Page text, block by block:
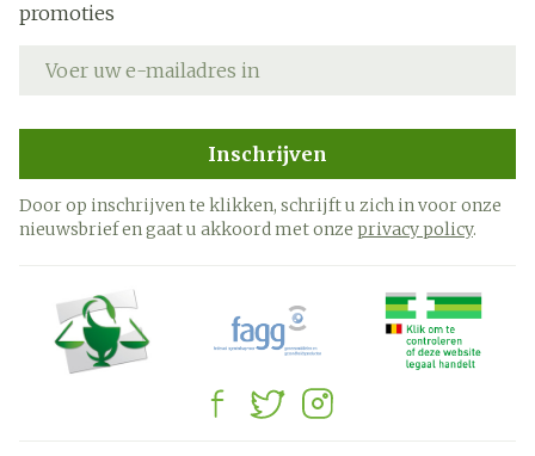
promoties
Inschrijven
Door op inschrijven te klikken, schrijft u zich in voor onze
nieuwsbrief en gaat u akkoord met onze privacy policy.